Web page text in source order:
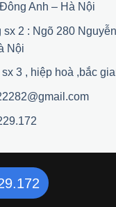
Anh – Hà Nội
2 : Ngõ 280 Nguyễn
Nội
3 , hiệp hoà ,bắc